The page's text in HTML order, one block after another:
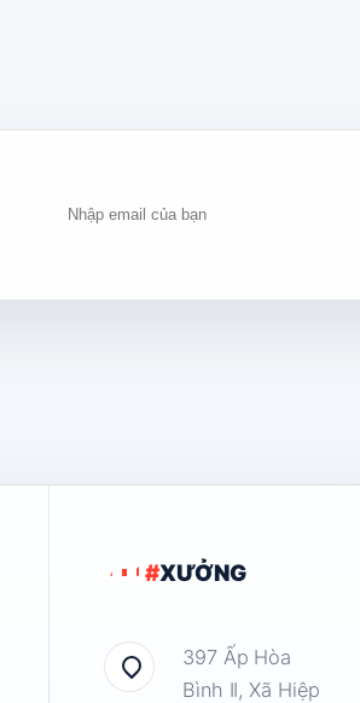
#XƯỞNG
397 Ấp Hòa
Bình II, Xã Hiệp